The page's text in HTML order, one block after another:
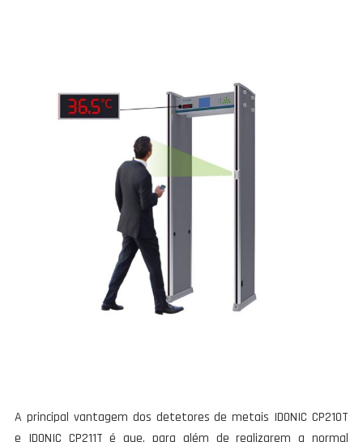
A principal vantagem dos detetores de metais IDONIC CP210T
e IDONIC CP211T é que, para além de realizarem a normal